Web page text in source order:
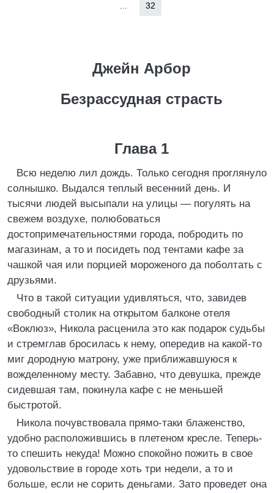
32
Джейн Арбор
Безрассудная страсть
Глава 1
Всю неделю лил дождь. Только сегодня проглянуло
солнышко. Выдался теплый весенний день. И
тысячи людей высыпали на улицы — погулять на
свежем воздухе, полюбоваться
достопримечательностями города, побродить по
магазинам, а то и посидеть под тентами кафе за
чашкой чая или порцией мороженого да поболтать с
друзьями.
Что в такой ситуации удивляться, что, завидев
свободный столик на открытом балконе отеля
«Воклюз», Никола расценила это как подарок судьбы
и стремглав бросилась к нему, опередив на какой-то
миг дородную матрону, уже приближавшуюся к
вожделенному месту. Забавно, что девушка, прежде
сидевшая там, покинула кафе с не меньшей
быстротой.
Никола почувствовала прямо-таки блаженство,
удобно расположившись в плетеном кресле. Теперь-
то спешить некуда! Можно спокойно пожить в свое
удовольствие в городе хоть три недели, а то и
больше, если не сорить деньгами. Зато проведет она